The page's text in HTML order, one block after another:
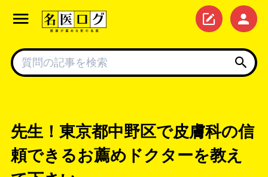
先生！東京都中野区で皮膚科の信
頼できるお薦めドクターを教え